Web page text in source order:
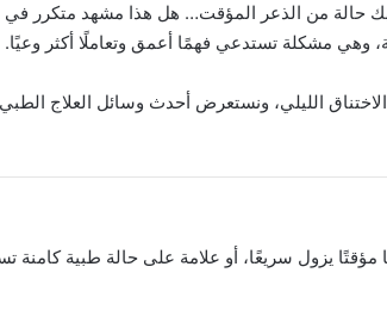
حالة من الذعر المؤقت… هل هذا مشهد متكرر في
وهي مشكلة تستدعي فهمًا أعمق وتعاملًا أكثر وعيًا.
الليلي، ونستعرض أحدث وسائل العلاج
يزول سريعًا، أو علامة على حالة طبية كامنة